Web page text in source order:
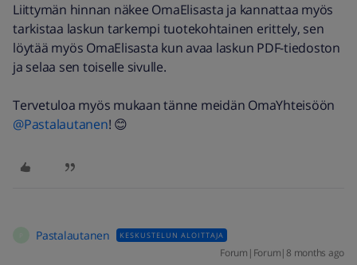
Liittymän hinnan näkee OmaElisasta ja kannattaa myös
tarkistaa laskun tarkempi tuotekohtainen erittely, sen
löytää myös OmaElisasta kun avaa laskun PDF-tiedoston
ja selaa sen toiselle sivulle.
Tervetuloa myös mukaan tänne meidän OmaYhteisöön ​
@Pastalautanen! 😊
Pastalautanen KESKUSTELUN ALOITTAJA
Forum|Forum|8 months ago